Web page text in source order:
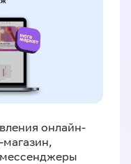
онлайн-
магазин,